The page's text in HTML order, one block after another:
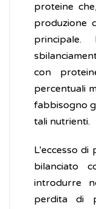
proteine
produzione
con
percentuali
fabbisogno
tali nutrienti.
L'eccesso di
bilanciato
introdurre
perdita di